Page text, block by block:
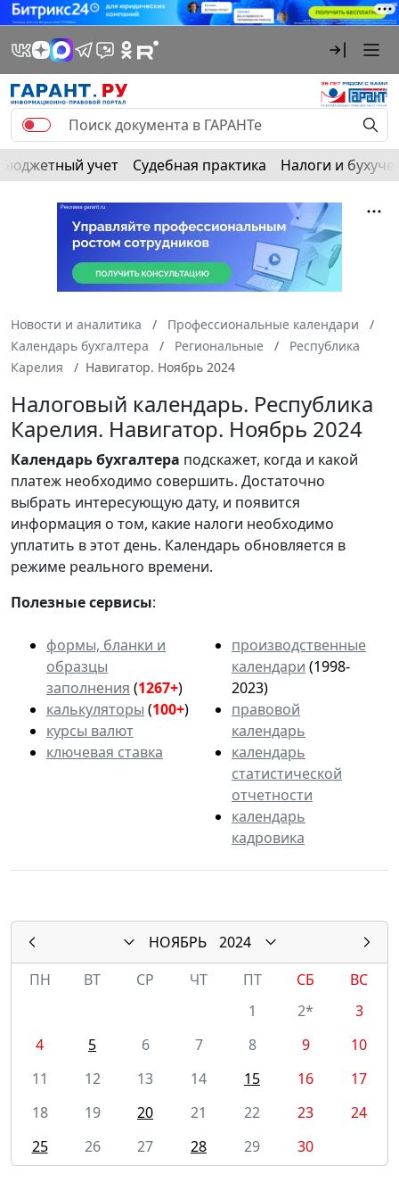
Бюджетный учет Судебная практика Налоги и
Новости и аналитика
Профессиональные календари
Календарь бухгалтера
Региональные
Республика
Карелия
Навигатор. Ноябрь 2024
Налоговый календарь. Республика
Карелия. Навигатор. Ноябрь 2024
Календарьбухгалтера подскажет, когда и какой
платеж необходимо совершить. Достаточно
выбрать интересующую дату, и появится
информация о том, какие налоги необходимо
уплатить в этот день. Календарь обновляется в
режиме реального времени.
Полезные сервисы:
формы, бланки и
образцы
заполнения (1267+)
калькуляторы (100+)
курсы валют
ключевая ставка
производственные
календари (1998-
2023)
правовой
календарь
календарь
статистической
отчетности
календарь
кадровика
НОЯБРЬ
2024
ПН
ВТ СР ЧТ ПТ СБ
ВС
1
2*
3
4
5 6 7 8 9
10
11
12 13 14 15 16
17
18
19 20 21 22 23
24
25
26 27 28 29 30